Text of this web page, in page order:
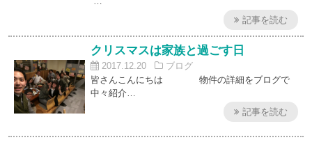
記事を読む
クリスマスは家族と過ごす日
2017.12.20
ブログ
皆さんこんにちは 物件の詳細をブログで
中々紹介…
記事を読む